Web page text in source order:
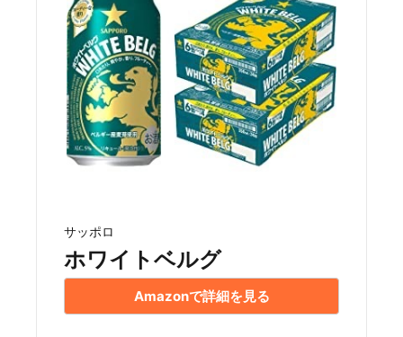
サッポロ
ホワイトベルグ
Amazonで詳細を見る